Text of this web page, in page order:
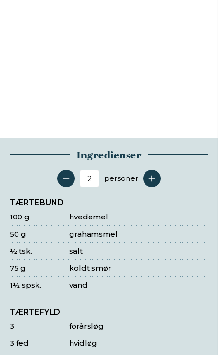
Ingredienser
Antal serveringer
personer
TÆRTEBUND
hvedemel
100 g
grahamsmel
50 g
salt
½ tsk.
koldt smør
75 g
vand
1½ spsk.
TÆRTEFYLD
forårsløg
3
hvidløg
3 fed